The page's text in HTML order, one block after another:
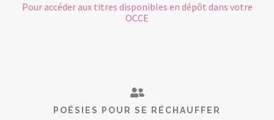
Pour accéder aux titres disponibles en dépôt dans votre
OCCE
POÉSIES POUR SE RÉCHAUFFER